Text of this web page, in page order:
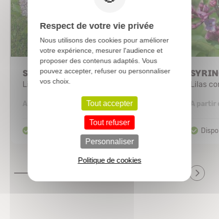
SYRINGA patula 'Miss Kim'
Lilas
A partir de 4,29 €
Lilas
A partir
Respect de votre vie privée
Nous utilisons des cookies pour améliorer
votre expérience, mesurer l'audience et
proposer des contenus adaptés. Vous
pouvez accepter, refuser ou personnaliser
vos choix.
Tout accepter
Tout refuser
Personnaliser
Politique de cookies